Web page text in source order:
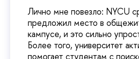
Лично мне повезло: NYCU
предложил место в
кампусе, и это сильно
Более того, университет
помогает студентам с